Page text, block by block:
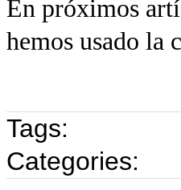
En próximos
hemos usado la
Tags:
Categories: